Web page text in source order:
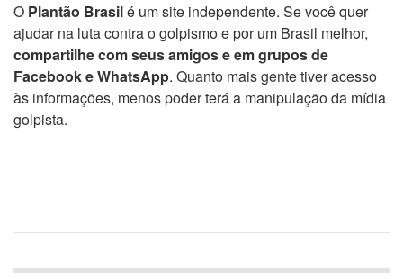
O Plantão Brasilé um site independente. Se você quer
ajudar na luta contra o golpismo e por um Brasil melhor,
compartilhe com seus amigos e em grupos de
Facebook e WhatsApp. Quanto mais gente tiver acesso
às informações, menos poder terá a manipulação da mídia
golpista.